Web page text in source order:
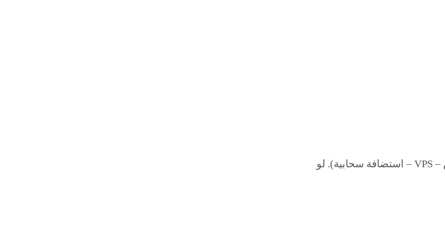
Hostinger بيقدم خطط مختلفة (استضافة مشتركة – استضافة ووردبريس – VPS – استضافة سحابية). لو